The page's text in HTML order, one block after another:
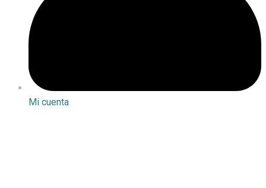
Mi cuenta